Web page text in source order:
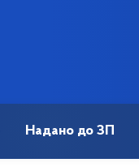
Надано до ЗП